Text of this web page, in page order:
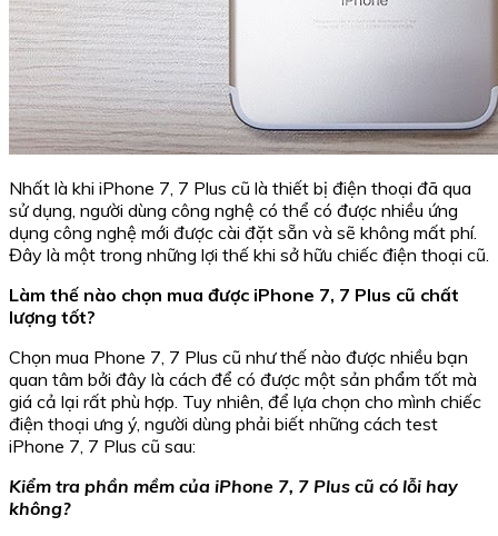
Nhất là khi iPhone 7, 7 Plus cũ là thiết bị điện thoại đã qua
sử dụng, người dùng công nghệ có thể có được nhiều ứng
dụng công nghệ mới được cài đặt sẵn và sẽ không mất phí.
Đây là một trong những lợi thế khi sở hữu chiếc điện thoại cũ.
Làm thế nào chọn mua được iPhone 7, 7 Plus cũ chất
lượng tốt?
Chọn mua Phone 7, 7 Plus cũ như thế nào được nhiều bạn
quan tâm bởi đây là cách để có được một sản phẩm tốt mà
giá cả lại rất phù hợp. Tuy nhiên, để lựa chọn cho mình chiếc
điện thoại ưng ý, người dùng phải biết những cách test
iPhone 7, 7 Plus cũ sau:
Kiểm tra phần mềm của iPhone 7, 7 Plus cũ có lỗi hay
không?